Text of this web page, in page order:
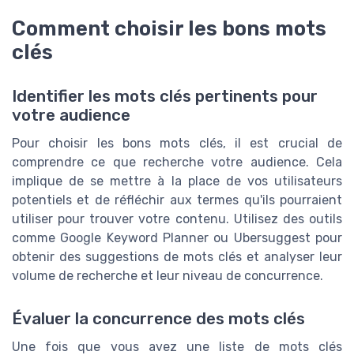
Comment choisir les bons mots
clés
Identifier les mots clés pertinents pour
votre audience
Pour choisir les bons mots clés, il est crucial de
comprendre ce que recherche votre audience. Cela
implique de se mettre à la place de vos utilisateurs
potentiels et de réfléchir aux termes qu'ils pourraient
utiliser pour trouver votre contenu. Utilisez des outils
comme Google Keyword Planner ou Ubersuggest pour
obtenir des suggestions de mots clés et analyser leur
volume de recherche et leur niveau de concurrence.
Évaluer la concurrence des mots clés
Une fois que vous avez une liste de mots clés